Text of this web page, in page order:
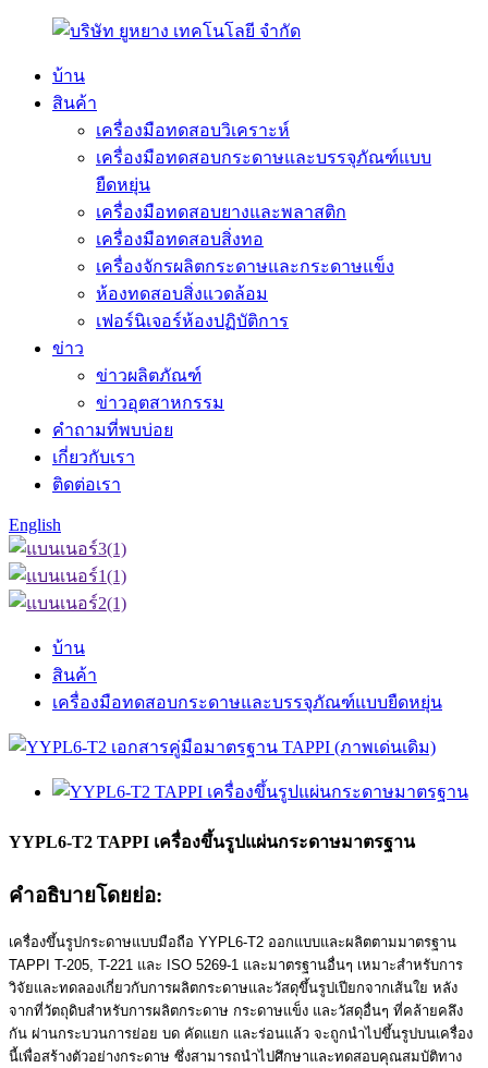
บ้าน
สินค้า
เครื่องมือทดสอบวิเคราะห์
เครื่องมือทดสอบกระดาษและบรรจุภัณฑ์แบบ
ยืดหยุ่น
เครื่องมือทดสอบยางและพลาสติก
เครื่องมือทดสอบสิ่งทอ
เครื่องจักรผลิตกระดาษและกระดาษแข็ง
ห้องทดสอบสิ่งแวดล้อม
เฟอร์นิเจอร์ห้องปฏิบัติการ
ข่าว
ข่าวผลิตภัณฑ์
ข่าวอุตสาหกรรม
คำถามที่พบบ่อย
เกี่ยวกับเรา
ติดต่อเรา
English
บ้าน
สินค้า
เครื่องมือทดสอบกระดาษและบรรจุภัณฑ์แบบยืดหยุ่น
YYPL6-T2 TAPPI เครื่องขึ้นรูปแผ่นกระดาษมาตรฐาน
คำอธิบายโดยย่อ:
เครื่องขึ้นรูปกระดาษแบบมือถือ YYPL6-T2 ออกแบบและผลิตตามมาตรฐาน
TAPPI T-205, T-221 และ ISO 5269-1 และมาตรฐานอื่นๆ เหมาะสำหรับการ
วิจัยและทดลองเกี่ยวกับการผลิตกระดาษและวัสดุขึ้นรูปเปียกจากเส้นใย หลัง
จากที่วัตถุดิบสำหรับการผลิตกระดาษ กระดาษแข็ง และวัสดุอื่นๆ ที่คล้ายคลึง
กัน ผ่านกระบวนการย่อย บด คัดแยก และร่อนแล้ว จะถูกนำไปขึ้นรูปบนเครื่อง
นี้เพื่อสร้างตัวอย่างกระดาษ ซึ่งสามารถนำไปศึกษาและทดสอบคุณสมบัติทาง